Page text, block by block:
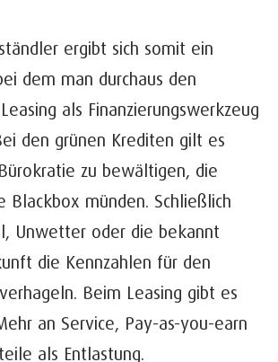
ergibt sich somit ein
dem man durchaus den
als Finanzierungswerkzeug
den grünen Krediten gilt es
zu bewältigen, die
Blackbox münden. Schließlich
Unwetter oder die bekannt
die Kennzahlen für den
Beim Leasing gibt es
an Service, Pay-as-you-earn
als Entlastung.